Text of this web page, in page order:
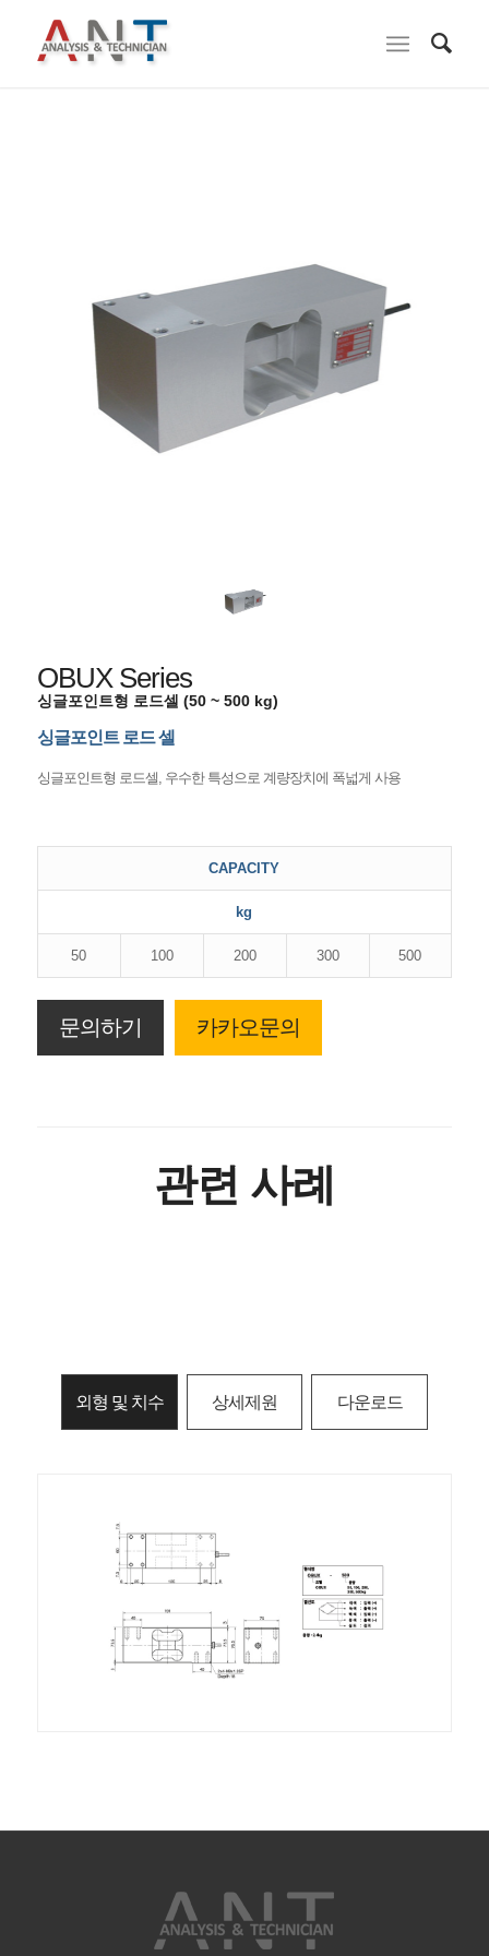
OBUX Series
싱글포인트형 로드셀 (50 ~ 500 kg)
싱글포인트 로드 셀
싱글포인트형 로드셀, 우수한 특성으로 계량장치에 폭넓게 사용
CAPACITY
kg
50 100 200 300 500
문의하기 카카오문의
관련 사례
외형 및 치수 상세제원 다운로드